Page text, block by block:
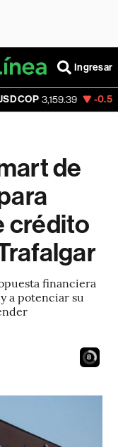
Ingresar
-0.52% Tesla
de
crédito
financiera
a potenciar su
7